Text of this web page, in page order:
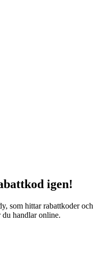
igen!
som hittar rabattkoder och
du handlar online.